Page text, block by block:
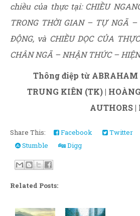
chiều của thực tại: CHIỀU
TRONG THỜI GIAN – TỰ NGÃ
ĐỘNG, và CHIỀU DỌC CỦA
CHÂN NGÃ – NHẬN THỨC –
Thông điệp từ ABRAHAM
TRUNG KIÊN (TK) |
AUTHORS |
Share This: Facebook Twitter
Stumble
Digg
Related Posts: